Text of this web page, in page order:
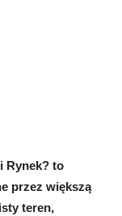
Rynek? to
przez większą
teren,